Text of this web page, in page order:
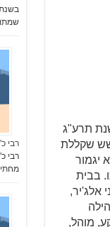
תרע"ג
שקללת
יגמור
בבית
אלג'יר,
מוהל,
רבי
רבי